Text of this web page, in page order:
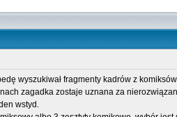
wyszukiwał fragmenty kadrów z
zagadka zostaje uznana za
wstyd.